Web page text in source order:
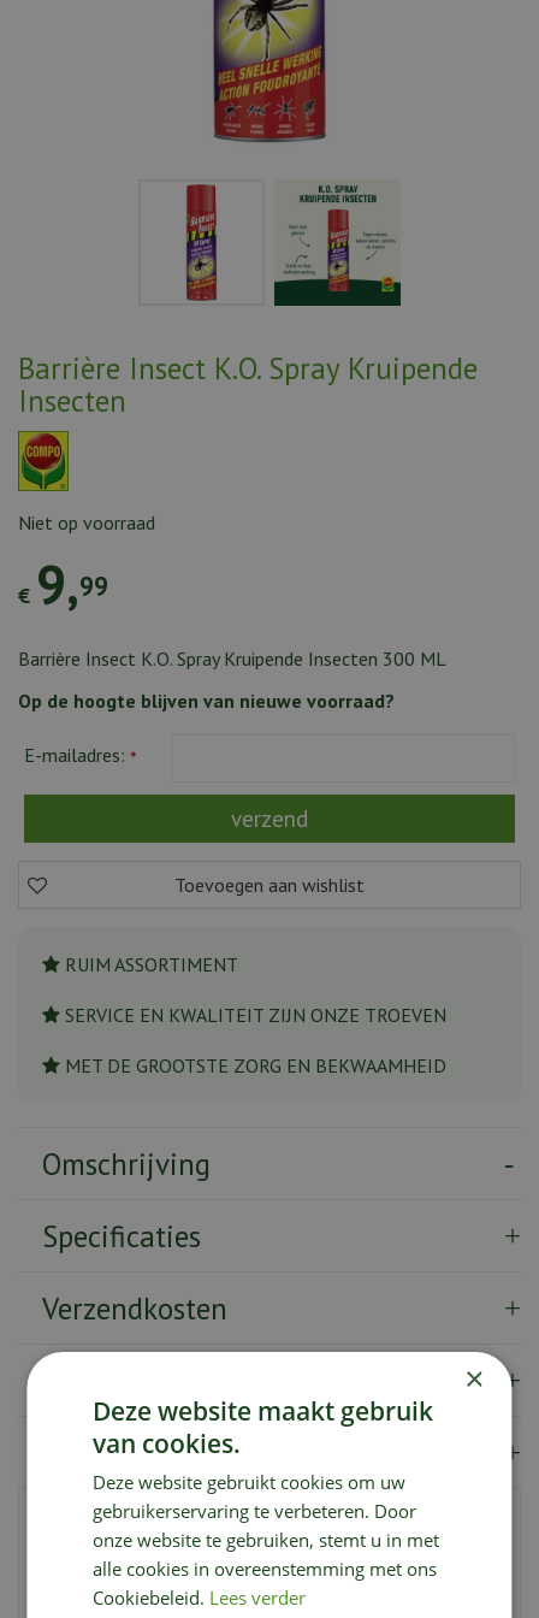
Barrière Insect K.O. Spray Kruipende
Insecten
€ 9,99
Niet op voorraad
Barrière Insect K.O. Spray Kruipende Insecten 300 ML
Op de hoogte blijven van nieuwe voorraad?
E-mailadres: *
RUIM ASSORTIMENT
SERVICE EN KWALITEIT ZIJN ONZE TROEVEN
MET DE GROOTSTE ZORG EN BEKWAAMHEID
Omschrijving
Specificaties
Verzendkosten
Merk
Compo K.O. Spray Kruipende Insecten is een efficiënte
spuitbus die gebruiksklaar is voor de bestrijding van
kruipende insecten zoals kakkerlakken, pissebedden,
vlooien, zilvervisjes, wantsen, teken, mieren, luizen,
×
Deze website maakt gebruik
van cookies.
Deze website gebruikt cookies om uw
gebruikerservaring te verbeteren. Door
onze website te gebruiken, stemt u in met
alle cookies in overeenstemming met ons
Cookiebeleid. Lees verder